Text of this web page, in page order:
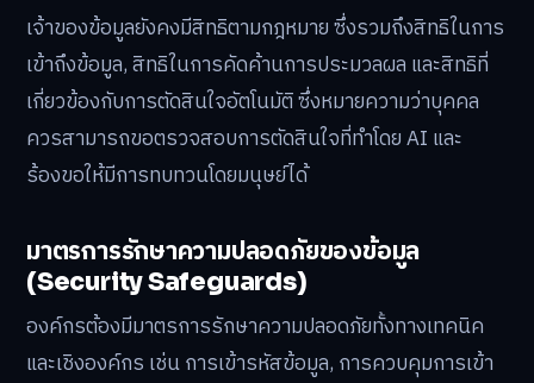
เจ้าของข้อมูลยังคงมีสิทธิตามกฎหมาย ซึ่งรวมถึงสิทธิในการ
เข้าถึงข้อมูล, สิทธิในการคัดค้านการประมวลผล และสิทธิที่
เกี่ยวข้องกับการตัดสินใจอัตโนมัติ ซึ่งหมายความว่าบุคคล
ควรสามารถขอตรวจสอบการตัดสินใจที่ทำโดย AI และ
ร้องขอให้มีการทบทวนโดยมนุษย์ได้
มาตรการรักษาความปลอดภัยของข้อมูล
(Security Safeguards)
องค์กรต้องมีมาตรการรักษาความปลอดภัยทั้งทางเทคนิค
และเชิงองค์กร เช่น การเข้ารหัสข้อมูล, การควบคุมการเข้า